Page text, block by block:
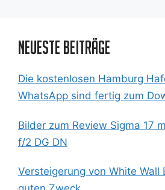
Neueste Beiträge
Die kostenlosen Hamburg
WhatsApp sind fertig zum
Bilder zum Review Sigma 17
f/2 DG DN
Versteigerung von White Wall